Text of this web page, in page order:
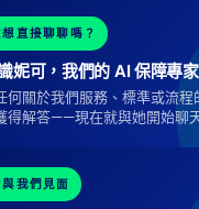
直接聊聊嗎？
妮可，我們的 AI 保障專家
何關於我們服務、標準或流程
得解答——現在就與她開始聊
我們見面